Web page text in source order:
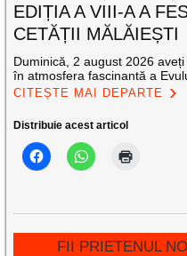
EDIȚIA A VIII-A A
CETĂȚII MĂLĂIEȘTI
Duminică, 2 august 2026
în atmosfera fascinantă a
CITEȘTE MAI DEPARTE
Distribuie acest articol
FII PRIETENUL